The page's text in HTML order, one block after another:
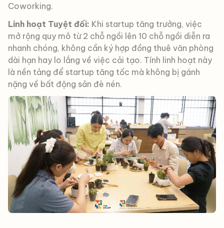
Coworking.
Linh hoạt Tuyệt đối: Khi startup tăng trưởng, việc
mở rộng quy mô từ 2 chỗ ngồi lên 10 chỗ ngồi diễn ra
nhanh chóng, không cần ký hợp đồng thuê văn phòng
dài hạn hay lo lắng về việc cải tạo. Tính linh hoạt này
là nền tảng để startup tăng tốc mà không bị gánh
nặng về bất động sản đè nén.